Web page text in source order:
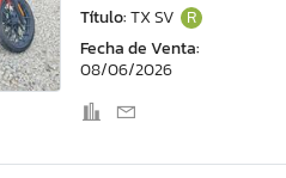
Título:TX SV R
Fecha de Venta:
08/06/2026